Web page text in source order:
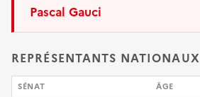
Pascal Gauci
REPRÉSENTANTS NATIONAUX
SÉNAT ÂGE